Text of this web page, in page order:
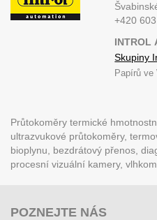
+420
INTROL
Skupiny
Papírů ve
Průtokoměry termické
ultrazvukové průtokoměry,
bioplynu, bezdrátový přenos,
procesní vizuální kamery,
POZNEJTE NÁS